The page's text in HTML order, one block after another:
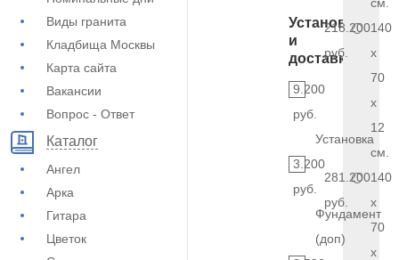
Виды гранита
Кладбища Москвы
Карта сайта
Вакансии
Вопрос - Ответ
Каталог
Ангел
Арка
Гитара
Цветок
Установка
и
доставка
9.200
руб.
Установка
3.200
руб.
Фундамент
(доп)
218.200
руб.
140
x
70
x
12
см.
281.200
руб.
140
x
70
x